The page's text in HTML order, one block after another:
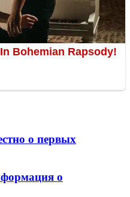
о первых
о